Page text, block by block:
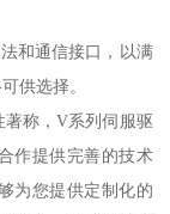
和通信接口，以满
供选择。
称，V系列伺服驱
作提供完善的技术
为您提供定制化的